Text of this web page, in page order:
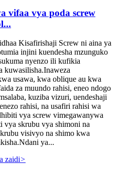
vifaa vya poda screw
Kisafirishaji Screw ni aina ya
injini kuendesha mzunguko
nyenzo ili kufikia
kuwasilisha.Inaweza
usawa, kwa oblique au kwa
za muundo rahisi, eneo ndogo
kuziba vizuri, uendeshaji
rahisi, na usafiri rahisi wa
vya screw vimegawanywa
vya skrubu vya shimoni na
visivyo na shimo kwa
ya...
zaidi>